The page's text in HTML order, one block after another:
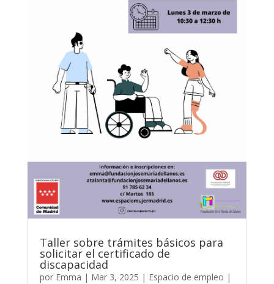
Taller sobre trámites básicos para
solicitar el certificado de
discapacidad
por Emma | Mar 3, 2025 | Espacio de empleo |